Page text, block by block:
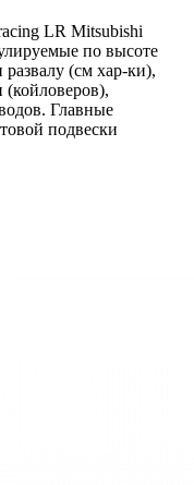
LR Mitsubishi
по высоте
(см хар-ки),
(койловеров),
Главные
подвески